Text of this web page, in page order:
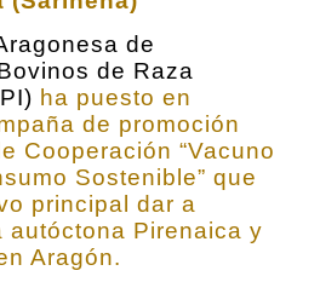
de
de Raza
ha puesto en
de promoción
Cooperación “Vacuno
Sostenible” que
principal dar a
autóctona Pirenaica y
Aragón.